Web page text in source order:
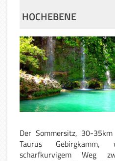
HOCHEBENE
Der Sommersitz, 30-
Taurus
scharfkurvigem Weg